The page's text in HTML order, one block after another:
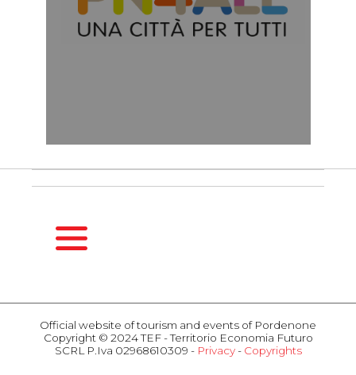
Spring
Summer
Official website of tourism and events of Pordenone
Copyright © 2024 TEF - Territorio Economia Futuro
SCRL P.Iva 02968610309 - Privacy- Copyrights